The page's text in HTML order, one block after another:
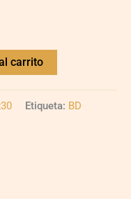
carrito
Etiqueta: BD